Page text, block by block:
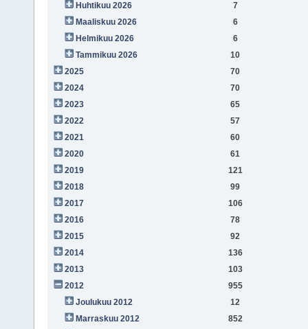
Huhtikuu 2026
7
Maaliskuu 2026
6
Helmikuu 2026
6
Tammikuu 2026
10
2025
70
2024
70
2023
65
2022
57
2021
60
2020
61
2019
121
2018
99
2017
106
2016
78
2015
92
2014
136
2013
103
2012
955
Joulukuu 2012
12
Marraskuu 2012
852